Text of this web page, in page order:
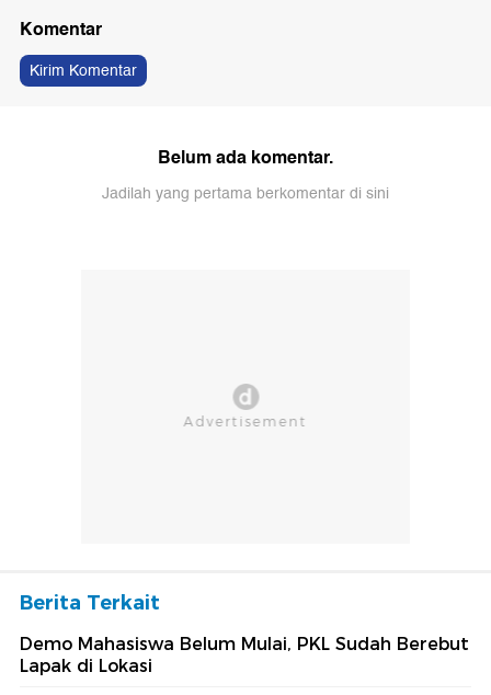
Komentar
Kirim Komentar
Belum ada komentar.
Jadilah yang pertama berkomentar di sini
Berita Terkait
Demo Mahasiswa Belum Mulai, PKL Sudah Berebut
Lapak di Lokasi